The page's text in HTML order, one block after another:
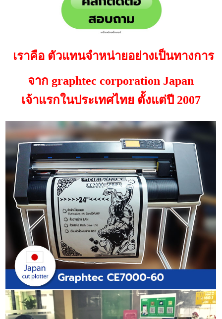
เราคือ ตัวแทนจำหน่ายอย่างเป็นทางการ
จาก graphtec corporation Japan
เจ้าแรกในประเทศไทย ตั้งแต่ปี 2007